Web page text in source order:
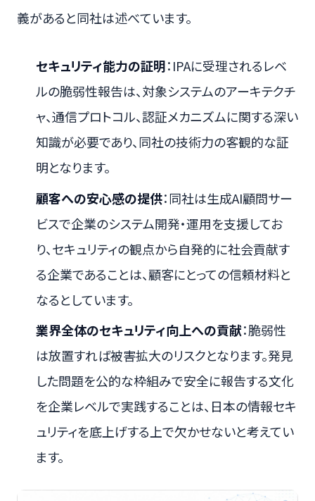
義があると同社は述べています。
セキュリティ能力の証明：IPAに受理されるレベ
ルの脆弱性報告は、対象システムのアーキテクチ
ャ、通信プロトコル、認証メカニズムに関する深い
知識が必要であり、同社の技術力の客観的な証
明となります。
顧客への安心感の提供：同社は生成AI顧問サー
ビスで企業のシステム開発・運用を支援してお
り、セキュリティの観点から自発的に社会貢献す
る企業であることは、顧客にとっての信頼材料と
なるとしています。
業界全体のセキュリティ向上への貢献：脆弱性
は放置すれば被害拡大のリスクとなります。発見
した問題を公的な枠組みで安全に報告する文化
を企業レベルで実践することは、日本の情報セキ
ュリティを底上げする上で欠かせないと考えてい
ます。